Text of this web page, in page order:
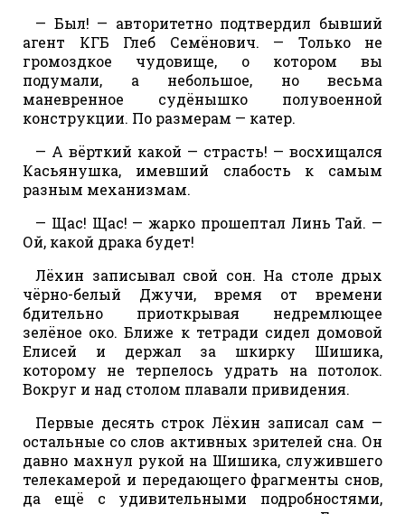
— Был! — авторитетно подтвердил бывший
агент КГБ Глеб Семёнович. — Только не
громоздкое чудовище, о котором вы
подумали, а небольшое, но весьма
маневренное судёнышко полувоенной
конструкции. По размерам — катер.
— А вёрткий какой — страсть! — восхищался
Касьянушка, имевший слабость к самым
разным механизмам.
— Щас! Щас! — жарко прошептал Линь Тай. —
Ой, какой драка будет!
Лёхин записывал свой сон. На столе дрых
чёрно-белый Джучи, время от времени
бдительно приоткрывая недремлющее
зелёное око. Ближе к тетради сидел домовой
Елисей и держал за шкирку Шишика,
которому не терпелось удрать на потолок.
Вокруг и над столом плавали привидения.
Первые десять строк Лёхин записал сам —
остальные со слов активных зрителей сна. Он
давно махнул рукой на Шишика, служившего
телекамерой и передающего фрагменты снов,
да ещё с удивительными подробностями,